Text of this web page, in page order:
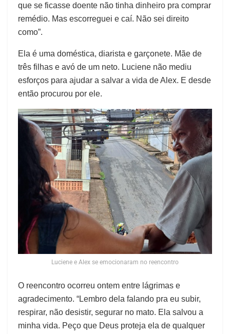
que se ficasse doente não tinha dinheiro pra comprar
remédio. Mas escorreguei e caí. Não sei direito
como”.
Ela é uma doméstica, diarista e garçonete. Mãe de
três filhas e avó de um neto. Luciene não mediu
esforços para ajudar a salvar a vida de Alex. E desde
então procurou por ele.
Luciene e Alex se emocionaram no reencontro
O reencontro ocorreu ontem entre lágrimas e
agradecimento. “Lembro dela falando pra eu subir,
respirar, não desistir, segurar no mato. Ela salvou a
minha vida. Peço que Deus proteja ela de qualquer